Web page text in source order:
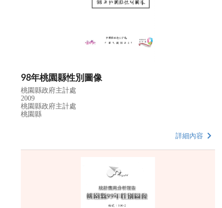
98年桃園縣性別圖像
桃園縣政府主計處
2009
桃園縣政府主計處
桃園縣
詳細內容